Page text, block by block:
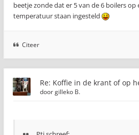
beetje zonde dat er 5 van de 6 boilers op
temperatuur staan ingesteld
Citeer
Re: Koffie in de krant of op
doorgilleko B.